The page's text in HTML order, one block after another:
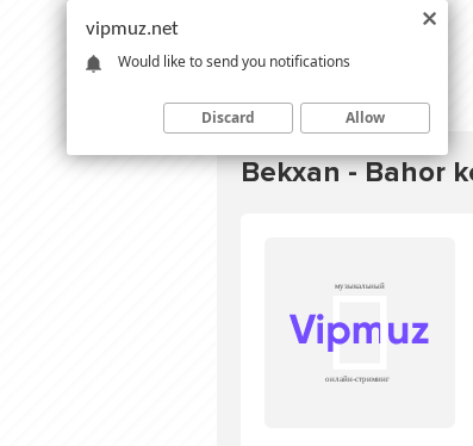
Bekxan - Bahor
vipmuz.net
Would like to send you notifications
Discard Allow